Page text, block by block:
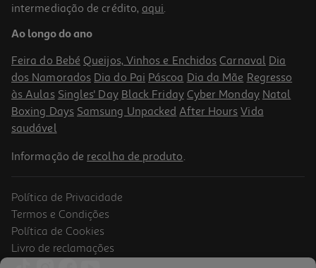
Doce Extra 50% Frutos Auchan Ameixa 360 G
6.53 €/Kg
2,35 €
intermediação de crédito, aqui.
Ao longo do ano
Feira do Bebé Queijos, Vinhos e Enchidos Carnaval Dia
dos Namorados Dia do Pai Páscoa Dia da Mãe Regresso
às Aulas Singles' Day Black Friday Cyber Monday Natal
Boxing Days Samsung Unpacked After Hours Vida
saudável
Informação de recolha de produto.
Política de Privacidade
Termos e Condições
Política de Cookies
Livro de reclamações